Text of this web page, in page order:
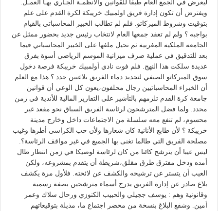
ليعرض في الجمع العام طبقا للقوانين والأنظمـة الجـاري بهـا العمـل.
ويفترض أن تكون إدارة فريق اولمبيك خريبكة لكرة القدم على علم
بتوقيت وشروط الميركاتو. فلم لم تطالب الخبير المحاسباتي بالقيام
بواجبه ؟ ولم لم تعقد جمعها العام لانتخاب رئيس جديد بحضور ممثل عن
الجامعة الملكية المغربية ثم تحيل ملفها على الخبير المحاسباتي فيما
بعد للتدقيق في عملية صرف ميزانية الموسم الرياضي أسوة بفرق
عديدة سلكت هذا النهج. فلم فوت نادي أولمبيك خريبكة فرصة دخول
سوق الميركاتو الصيفي لتجديد دماء الفريق بلاعبين جدد ؟ هذا مع العلم
أن الخبراء المحاسباتيين رجال محلفون،يعون كل الوعي أن قوانين
جامعة كرة القدم تلزمهم بالتأشير على التقارير المالية للأندية في زمن
محدد. ولما فضل المترشحون لرئاسة الفريق السباق نحو مقعد غير
محسوم، لم تنفع معه سلسلة من الاجتماعات داخل وخارج مدينة
خريبكة ؟ لأن طابع الأنانية كان شعارها ولأن حب الكراسي أطرها وغيب
مصلحة الفريق التي طالما تغنى بها الجميع في غير مواقف الرئاسة؟.
ليس عيبا أن يترشح كائنا من كان لرئاسة لوصيكا في زمن انتظار طال
أمده ودخل مفترق طرق مقلق،شريطة أن يتقدم بمشروعه، ولكن
العيب أن يتستر عن ترشيحه والكشف عن لائحته. فلأول مرة يكشف
بلاغ صادر عن إدارة الفريق يدرج أسماء مترشحين بصفة رسمية
وقانونية وهم : يوسف ججيلي والحبيب الكنوزي ورحال سلاك وعمر
أمين. وشفع البلاغ بنسخة من محضر اجتماع ما، مذيلة بتوقيعاتهم